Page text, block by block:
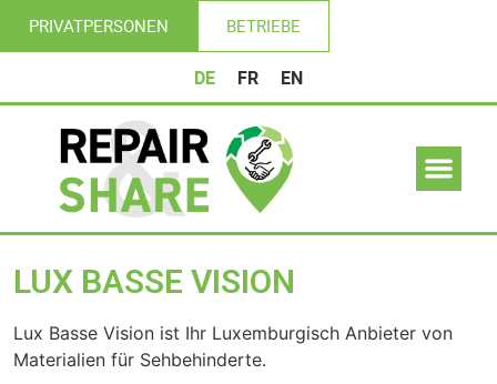
PRIVATPERSONEN BETRIEBE
DE FR EN
LUX BASSE VISION
Lux Basse Vision ist Ihr Luxemburgisch Anbieter von
Materialien für Sehbehinderte.